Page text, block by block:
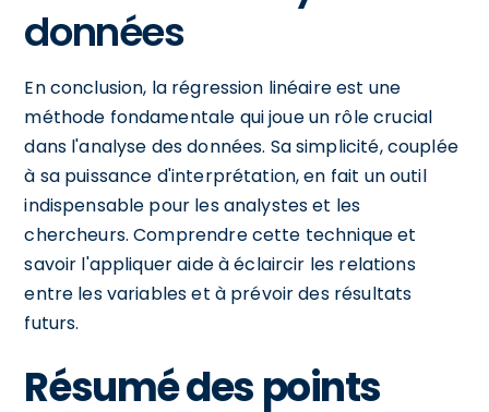
données
En conclusion, la régression linéaire est une
méthode fondamentale qui joue un rôle crucial
dans l'analyse des données. Sa simplicité, couplée
à sa puissance d'interprétation, en fait un outil
indispensable pour les analystes et les
chercheurs. Comprendre cette technique et
savoir l'appliquer aide à éclaircir les relations
entre les variables et à prévoir des résultats
futurs.
Résumé des points